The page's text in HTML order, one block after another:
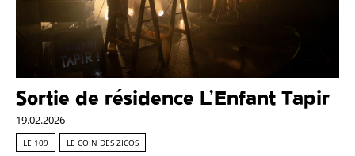
Sortie de résidence L’Enfant Tapir
19.02.2026
LE 109 LE COIN DES ZICOS